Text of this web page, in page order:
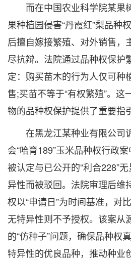
而在中国农业科学院某果
果种植园侵害“丹霞红”梨品种
后擅自嫁接繁殖、对外销售，
尽抗辩。法院通过品种权保护
定：购买苗木的行为人仅可种
售;买苗不等于“有权繁殖”。
物的品种权保护提供了重要指
在黑龙江某种业有限公司
会“哈育189”玉米品种权行政
被认定与已公开的“利合228”
异性而被驳回。法院审理后维
权以“申请日”为时间基准，对
无特异性则不予授权。该案从
的“仿种子”问题，确保品种权
特异性的优良品种，推动种业